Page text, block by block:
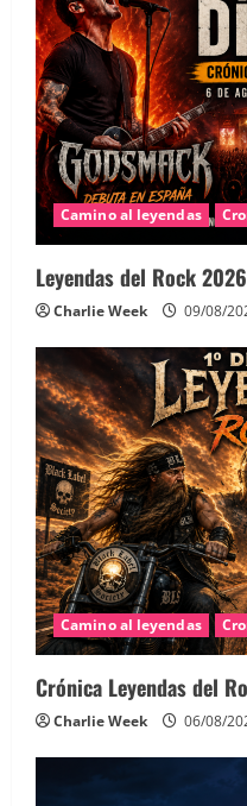
Camino al leyendas
Leyendas del Rock
Charlie Week 09/08/
Camino al leyendas
Crónica Leyendas del
Charlie Week 06/08/